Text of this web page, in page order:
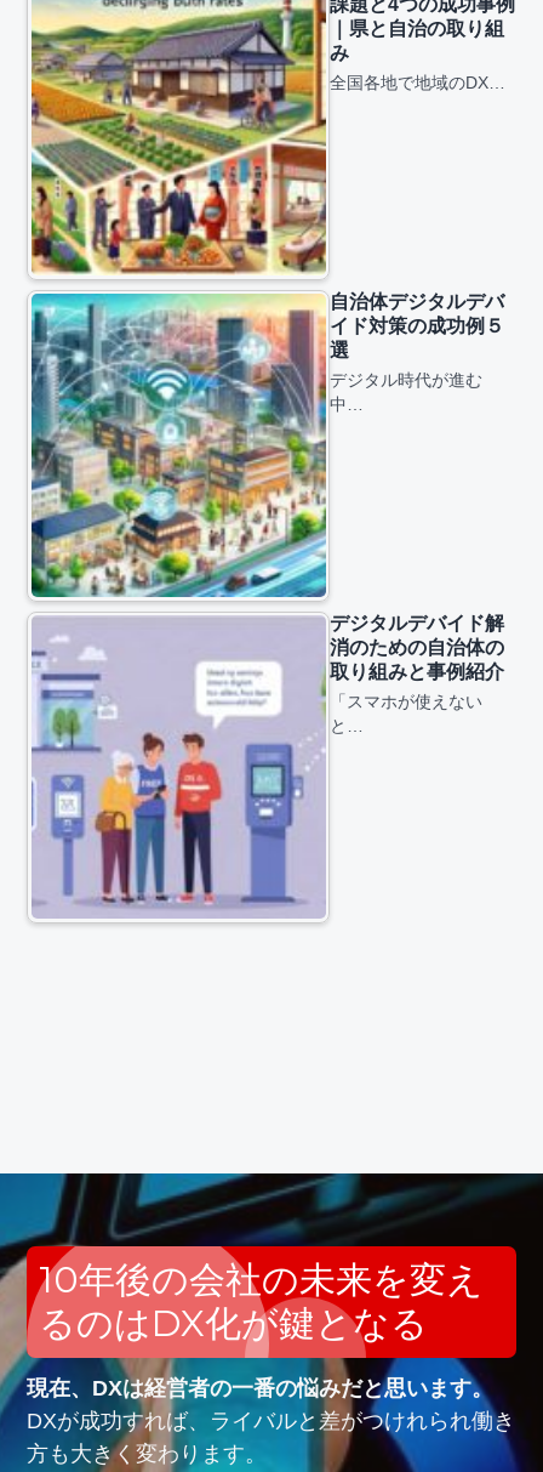
｜県と自治の取り組
み
全国各地で地域のDX…
自治体デジタルデバ
イド対策の成功例５
選
デジタル時代が進む
中…
デジタルデバイド解
消のための自治体の
取り組みと事例紹介
「スマホが使えない
と…
10年後の会社の未来を変え
るのはDX化が鍵となる
現在、DXは経営者の一番の悩みだと思います。
DXが成功すれば、ライバルと差がつけれられ働き
方も大きく変わります。